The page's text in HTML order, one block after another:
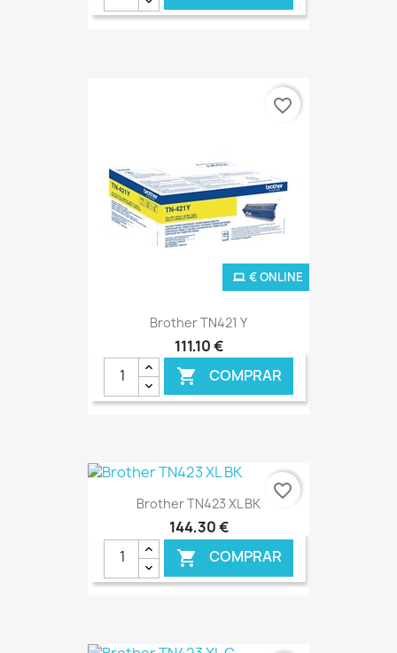
Brother TN421 Y
111,10 €
 COMPRAR
€ ONLINE
favorite_border
Brother TN423 XL BK
144,30 €
 COMPRAR
favorite_border